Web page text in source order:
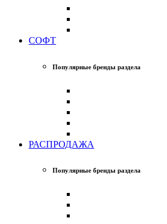
СОФТ
Популярные бренды раздела
РАСПРОДАЖА
Популярные бренды раздела